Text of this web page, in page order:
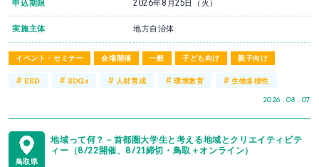
イベント・セミナー 会場開催 一般 子ども向け 親子向け
2026 . 08 . 07
申込期限 2026年8月25日（火）
実施主体 地方自治体
#ESD # SDGs # 人材育成 # 環境教育 #生物多様性
鳥取県
地域って何？－首都圏大学生と考える地域とクリエイティビテ
ィー（8/22開催、8/21締切・鳥取＋オンライン）